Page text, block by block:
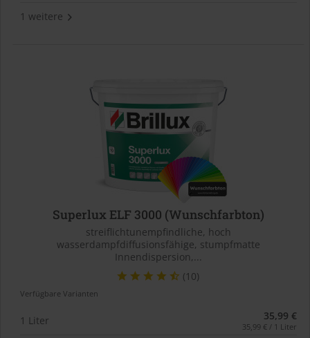
1 weitere
Superlux ELF 3000 (Wunschfarbton)
streiflichtunempfindliche, hoch
wasserdampfdiffusionsfähige, stumpfmatte
Innendispersion,...
(10)
Verfügbare Varianten
1 Liter 35,99 €
35,99 € / 1 Liter